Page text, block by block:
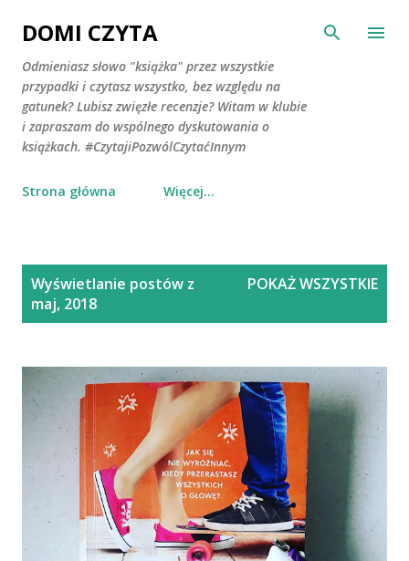
Przejdź do głównej zawartości
DOMI CZYTA
Odmieniasz słowo "książka" przez wszystkie
przypadki i czytasz wszystko, bez względu na
gatunek? Lubisz zwięzłe recenzje? Witam w klubie
i zapraszam do wspólnego dyskutowania o
książkach. #CzytajiPozwólCzytaćInnym
Strona główna Więcej…
Wyświetlanie postów z
maj, 2018
POKAŻ WSZYSTKIE